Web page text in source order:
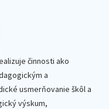
činnosti ako
a
usmerňovanie škôl a
výskum,